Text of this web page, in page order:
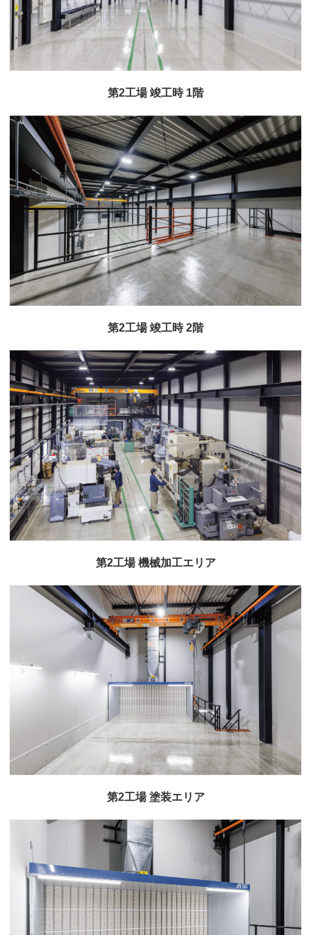
第2工場 竣工時 1階
第2工場 竣工時 2階
第2工場 機械加工エリア
第2工場 塗装エリア